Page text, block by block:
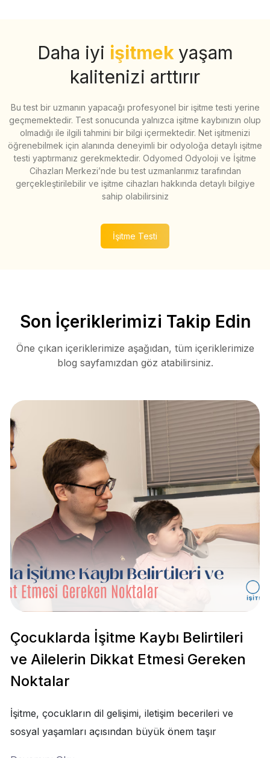
Daha iyi işitmek yaşam
kalitenizi arttırır
Bu test bir uzmanın yapacağı profesyonel bir işitme testi yerine
geçmemektedir. Test sonucunda yalnızca işitme kaybınızın olup
olmadığı ile ilgili tahmini bir bilgi içermektedir. Net işitmenizi
öğrenebilmek için alanında deneyimli bir odyoloğa detaylı işitme
testi yaptırmanız gerekmektedir. Odyomed Odyoloji ve İşitme
Cihazları Merkezi’nde bu test uzmanlarımız tarafından
gerçekleştirilebilir ve işitme cihazları hakkında detaylı bilgiye
sahip olabilirsiniz
İşitme Testi
Son İçeriklerimizi Takip Edin
Öne çıkan içeriklerimize aşağıdan, tüm içeriklerimize
blog sayfamızdan göz atabilirsiniz.
Çocuklarda İşitme Kaybı Belirtileri
ve Ailelerin Dikkat Etmesi Gereken
Noktalar
İşitme, çocukların dil gelişimi, iletişim becerileri ve
sosyal yaşamları açısından büyük önem taşır